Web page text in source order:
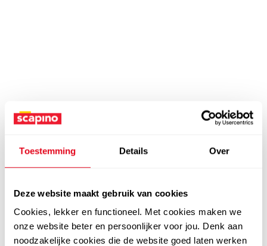
Toestemming Details Over
Deze website maakt gebruik van cookies
Cookies, lekker en functioneel. Met cookies maken we
onze website beter en persoonlijker voor jou. Denk aan
noodzakelijke cookies die de website goed laten werken